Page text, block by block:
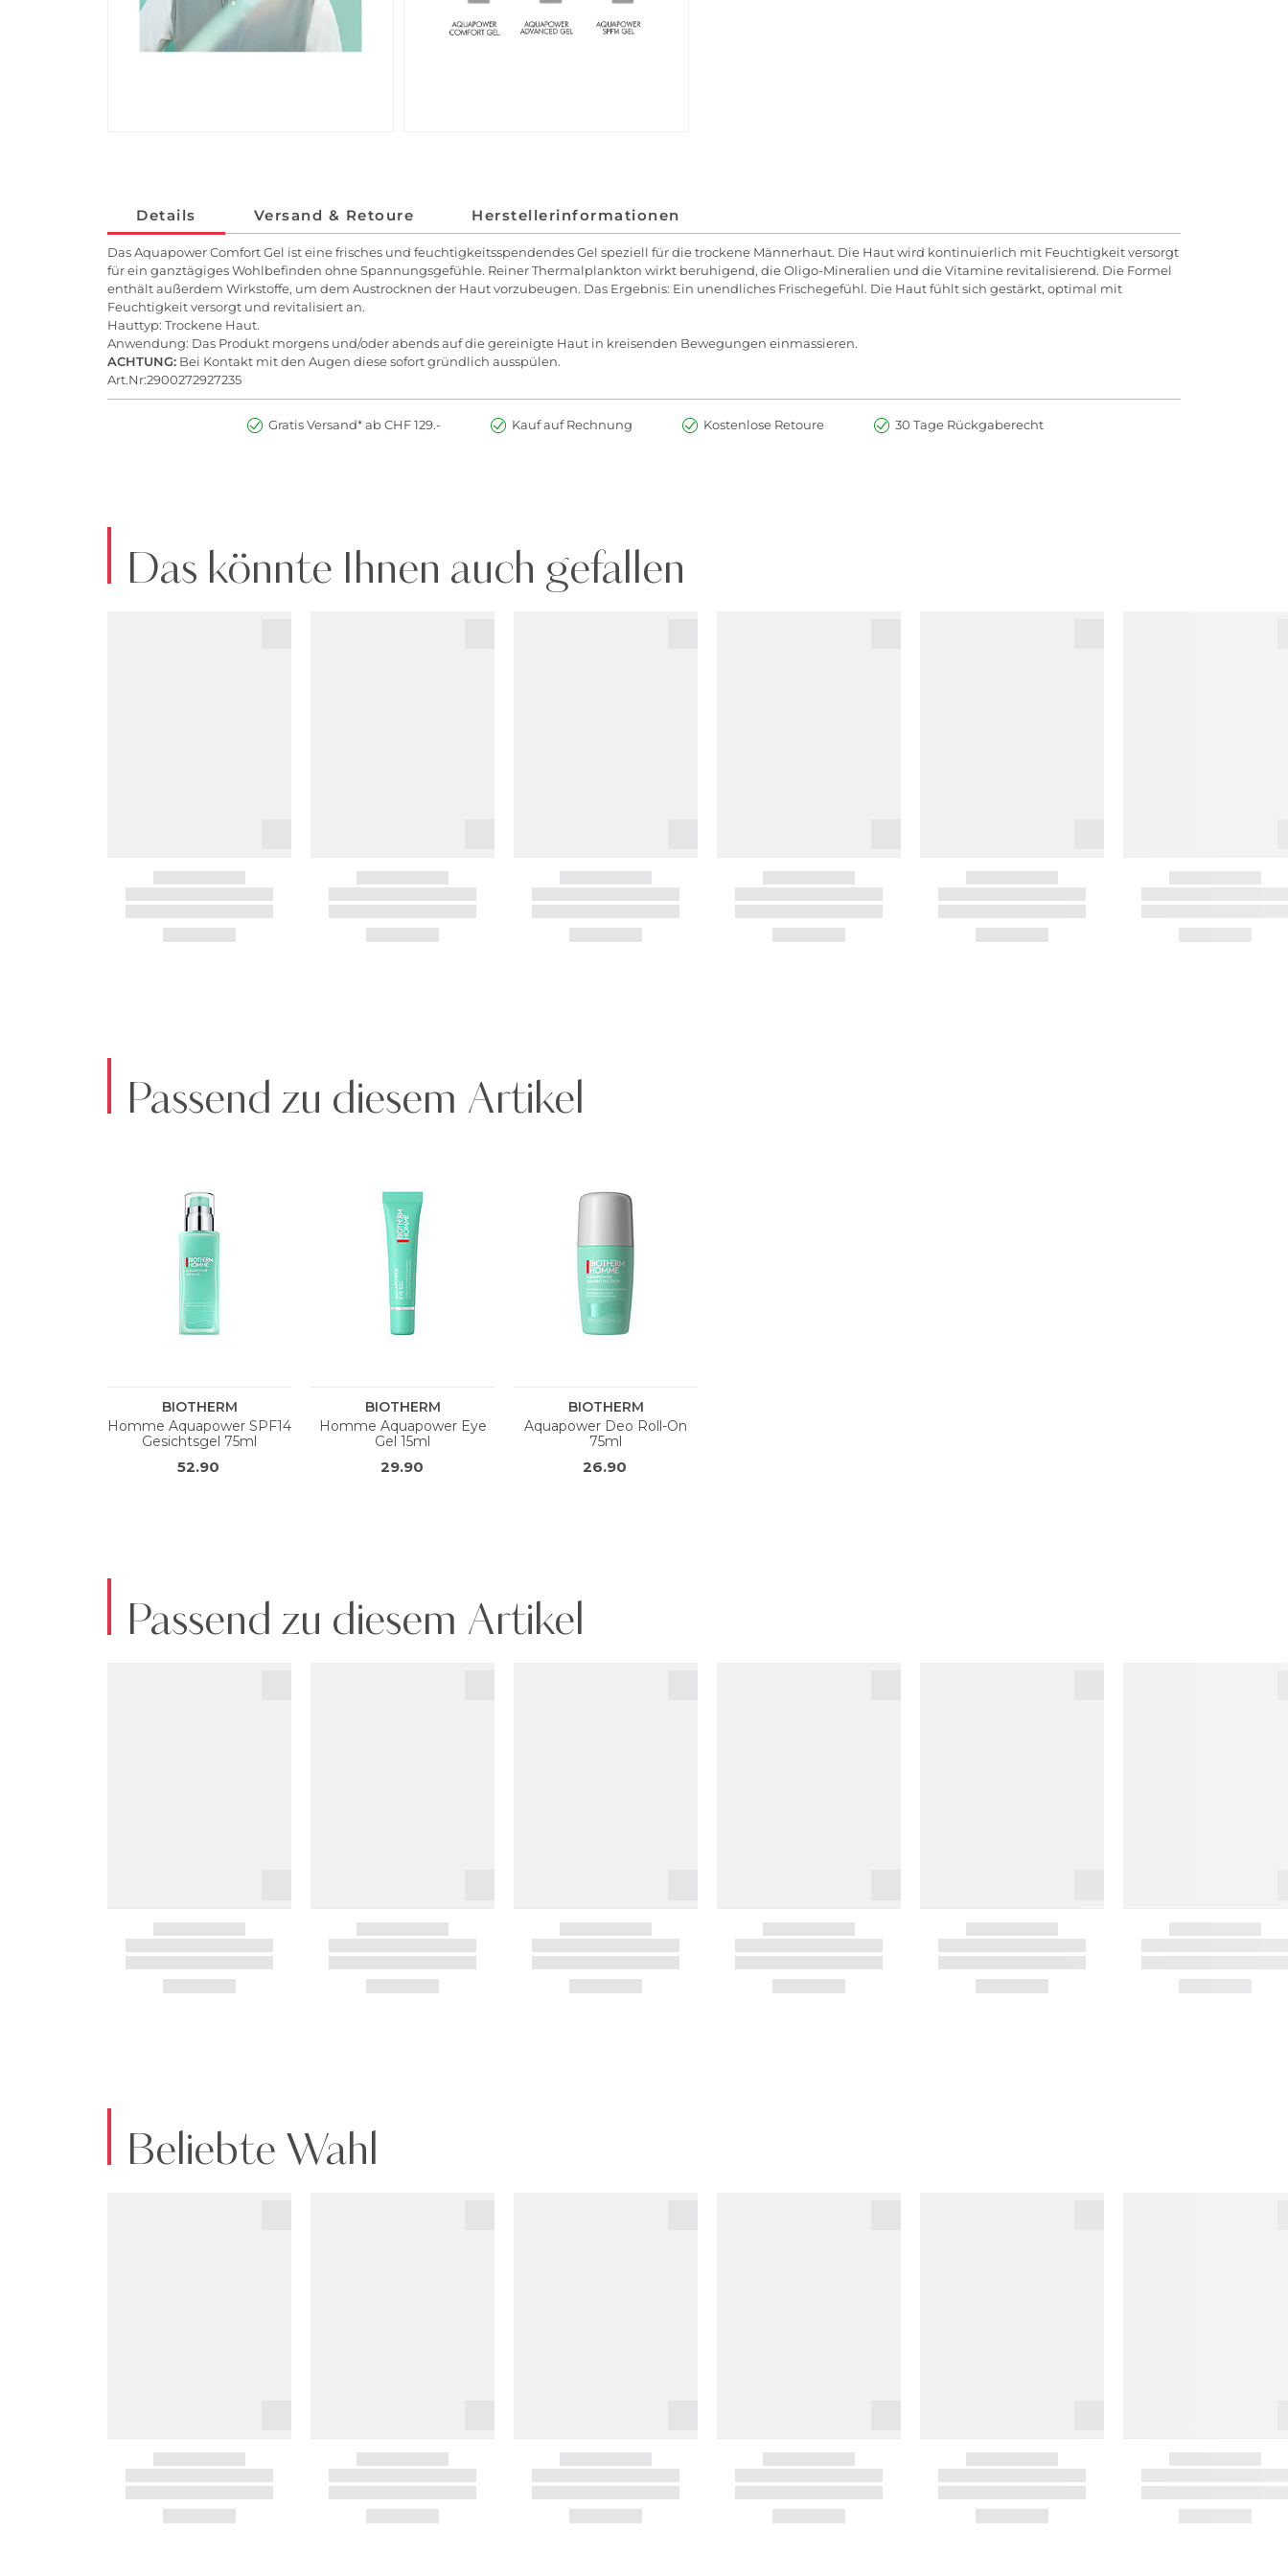
Details Versand & Retoure Herstellerinformationen
Das Aquapower Comfort Gel ist eine frisches und feuchtigkeitsspendendes Gel speziell für die trockene Männerhaut. Die Haut wird kontinuierlich mit Feuchtigkeit versorgt
für ein ganztägiges Wohlbefinden ohne Spannungsgefühle. Reiner Thermalplankton wirkt beruhigend, die Oligo-Mineralien und die Vitamine revitalisierend. Die Formel
enthält außerdem Wirkstoffe, um dem Austrocknen der Haut vorzubeugen. Das Ergebnis: Ein unendliches Frischegefühl. Die Haut fühlt sich gestärkt, optimal mit
Feuchtigkeit versorgt und revitalisiert an.
Hauttyp: Trockene Haut.
Anwendung: Das Produkt morgens und/oder abends auf die gereinigte Haut in kreisenden Bewegungen einmassieren.
ACHTUNG: Bei Kontakt mit den Augen diese sofort gründlich ausspülen.
Art.Nr:2900272927235
Gratis Versand* ab CHF 129.- Kauf auf Rechnung Kostenlose Retoure 30 Tage Rückgaberecht
Das könnte Ihnen auch gefallen
Passend zu diesem Artikel
Passend zu diesem Artikel
Beliebte Wahl